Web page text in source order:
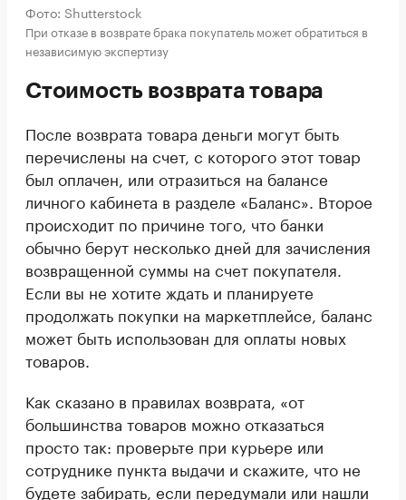
Фото: Shutterstock
При отказе в возврате брака покупатель может обратиться в
независимую экспертизу
Стоимость возврата товара
После возврата товара деньги могут быть
перечислены на счет, с которого этот товар
был оплачен, или отразиться на балансе
личного кабинета в разделе «Баланс». Второе
происходит по причине того, что банки
обычно берут несколько дней для зачисления
возвращенной суммы на счет покупателя.
Если вы не хотите ждать и планируете
продолжать покупки на маркетплейсе, баланс
может быть использован для оплаты новых
товаров.
Как сказано в правилах возврата, «от
большинства товаров можно отказаться
просто так: проверьте при курьере или
сотруднике пункта выдачи и скажите, что не
будете забирать, если передумали или нашли